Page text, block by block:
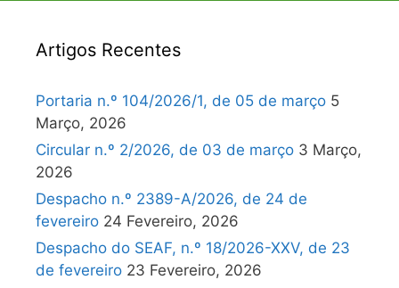
Artigos Recentes
Portaria n.º 104/2026/1, de 05 de março 5
Março, 2026
Circular n.º 2/2026, de 03 de março 3 Março,
2026
Despacho n.º 2389-A/2026, de 24 de
fevereiro 24 Fevereiro, 2026
Despacho do SEAF, n.º 18/2026-XXV, de 23
de fevereiro 23 Fevereiro, 2026